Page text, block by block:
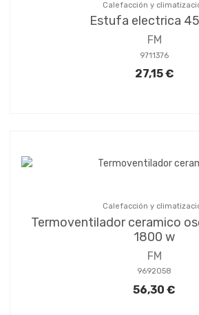
Calefacción y
Estufa electrica
FM
9711376
27,15 €
Calefacción y
Termoventilador ceramico
1800 w
FM
9692058
56,30 €